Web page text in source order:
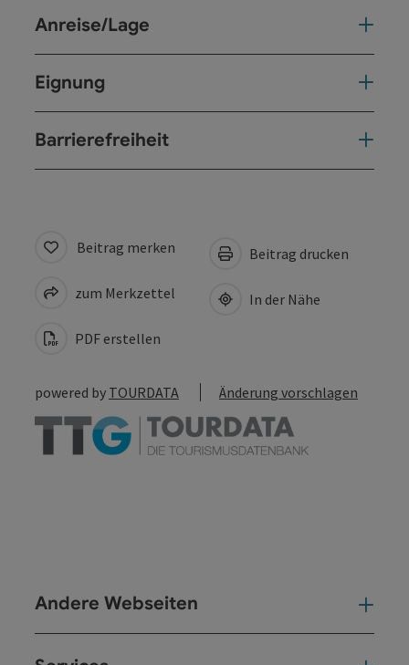
Anreise/Lage
Eignung
Barrierefreiheit
Beitrag merken
zum Merkzettel
PDF erstellen
Beitrag drucken
In der Nähe
powered by TOURDATA Änderung vorschlagen
Andere Webseiten